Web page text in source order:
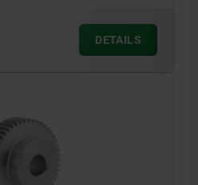
DETAILS